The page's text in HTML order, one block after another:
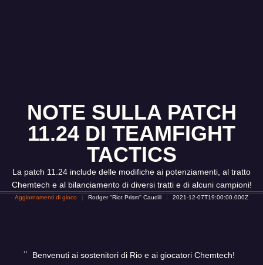
NOTE SULLA PATCH
11.24 DI TEAMFIGHT
TACTICS
La patch 11.24 include delle modifiche ai potenziamenti, al tratto
Chemtech e al bilanciamento di diversi tratti e di alcuni campioni!
Aggiornamenti di gioco Rodger ''Riot Prism'' Caudill 2021-12-07T19:00:00.000Z
Benvenuti ai sostenitori di Rio e ai giocatori Chemtech!